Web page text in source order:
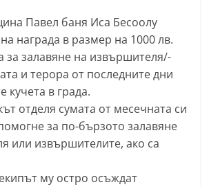
Павел баня Иса Бесоолу
награда в размер на 1000 лв.
за залавяне на извършителя/-
и терора от последните дни
кучета в града.
отделя сумата от месечната си
за по-бързото залавяне
или извършителите, ако са
му остро осъждат